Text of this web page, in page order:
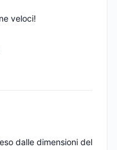
veloci!
dalle dimensioni del